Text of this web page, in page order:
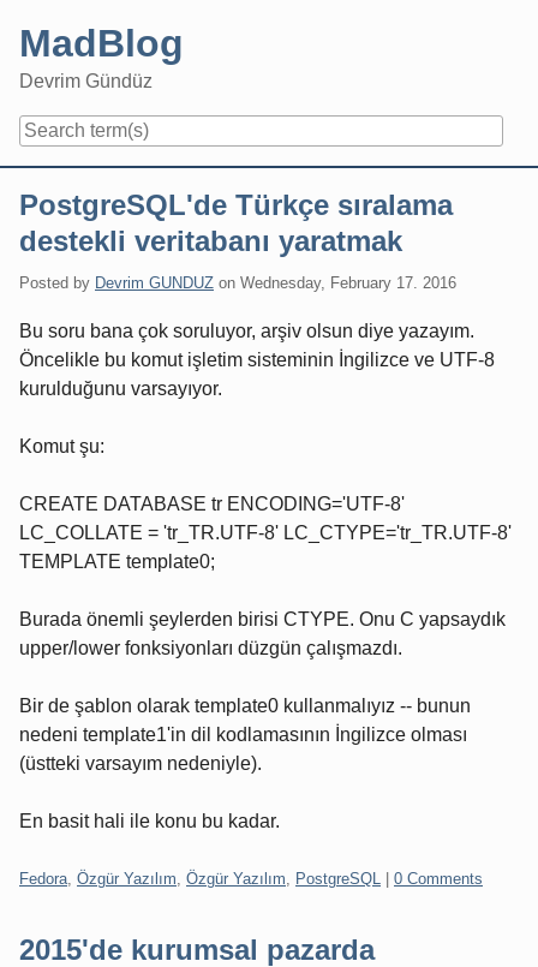
content
MadBlog
Devrim Gündüz
PostgreSQL'de Türkçe sıralama
destekli veritabanı yaratmak
Posted by Devrim GUNDUZ on Wednesday, February 17. 2016
Bu soru bana çok soruluyor, arşiv olsun diye yazayım.
Öncelikle bu komut işletim sisteminin İngilizce ve UTF-8
kurulduğunu varsayıyor.
Komut şu:
CREATE DATABASE tr ENCODING='UTF-8'
LC_COLLATE = 'tr_TR.UTF-8' LC_CTYPE='tr_TR.UTF-8'
TEMPLATE template0;
Burada önemli şeylerden birisi CTYPE. Onu C yapsaydık
upper/lower fonksiyonları düzgün çalışmazdı.
Bir de şablon olarak template0 kullanmalıyız -- bunun
nedeni template1'in dil kodlamasının İngilizce olması
(üstteki varsayım nedeniyle).
En basit hali ile konu bu kadar.
Categories:
Fedora Özgür Yazılım Özgür Yazılım PostgreSQL 0 Comments
2015'de kurumsal pazarda